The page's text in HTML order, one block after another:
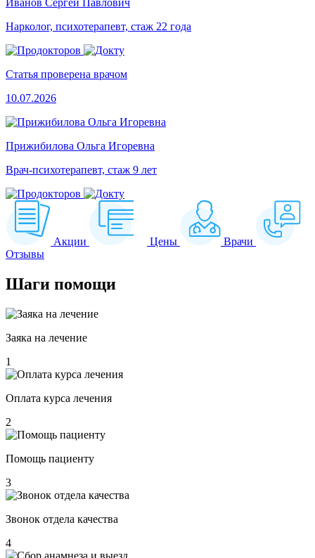
Иванов Сергей Павлович
Нарколог, психотерапевт, стаж 22 года
Статья проверена врачом
10.07.2026
Прижибилова Ольга Игоревна
Врач-психотерапевт, стаж 9 лет
Акции Цены
Врачи
Отзывы
Шаги помощи
Заяка на лечение
1
Оплата курса лечения
2
Помощь пациенту
3
Звонок отдела качества
4